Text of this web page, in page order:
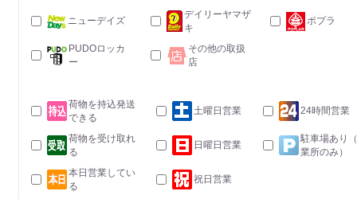
ニューデイズ
デイリーヤマザ
キ
ポプラ
PUDOロッカ
ー
その他の取扱
店
荷物を持込発送
できる
土曜日営業 24時間営業
荷物を受け取れ
る
日曜日営業
駐車場あり
業所のみ）
本日営業してい
る
祝日営業